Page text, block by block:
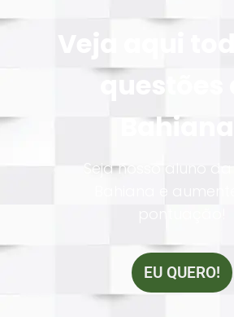
questões
Bahiana!
Seja nosso aluno
EU QUERO!